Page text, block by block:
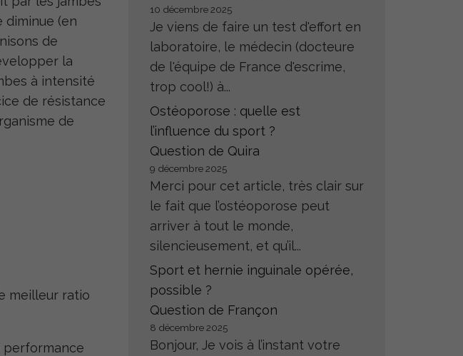
diminue (en
de
la
à intensité
de résistance
de
meilleur ratio
performance
10 décembre 2025
Je viens de faire un test d'effort en
laboratoire, le médecin (docteure
de l'équipe de France d'escrime,
trop cool!) à...
Ostéoporose : quelle est
l’influence du sport ?
Question de Quira
9 décembre 2025
Merci pour cet article, très clair sur
le fait que l’ostéoporose peut
arriver à tout le monde,
silencieusement, et qu’il...
Sport et hernie inguinale opérée,
possible ?
Question de Françon
8 décembre 2025
Bonjour, Je vois à l’instant votre